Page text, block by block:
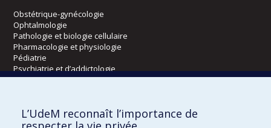
Obstétrique-gynécologie
Ophtalmologie
Pathologie et biologie cellulaire
Pharmacologie et physiologie
Pédiatrie
Psychiatrie et d’addictologie
Radiologie, radio-oncologie et médecine nucléaire
Écoles
L’UdeM reconnaît l’importance de